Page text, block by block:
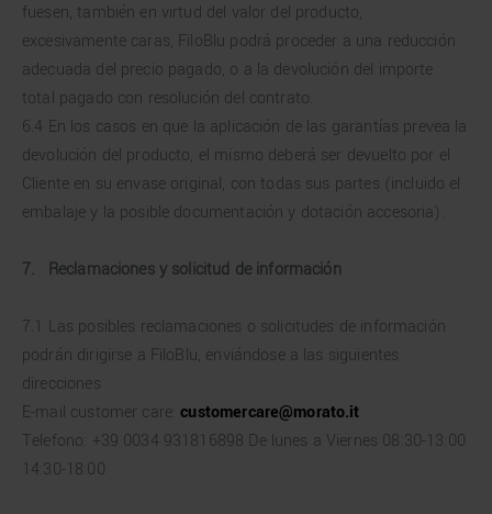
fuesen, también en virtud del valor del producto,
excesivamente caras, FiloBlu podrá proceder a una reducción
adecuada del precio pagado, o a la devolución del importe
total pagado con resolución del contrato.
6.4 En los casos en que la aplicación de las garantías prevea la
devolución del producto, el mismo deberá ser devuelto por el
Cliente en su envase original, con todas sus partes (incluido el
embalaje y la posible documentación y dotación accesoria).
7. Reclamaciones y solicitud de información
7.1 Las posibles reclamaciones o solicitudes de información
podrán dirigirse a FiloBlu, enviándose a las siguientes
direcciones
E-mail customer care:customercare@morato.it
Telefono: +39 0034 931816898 De lunes a Viernes 08:30-13:00
14:30-18:00